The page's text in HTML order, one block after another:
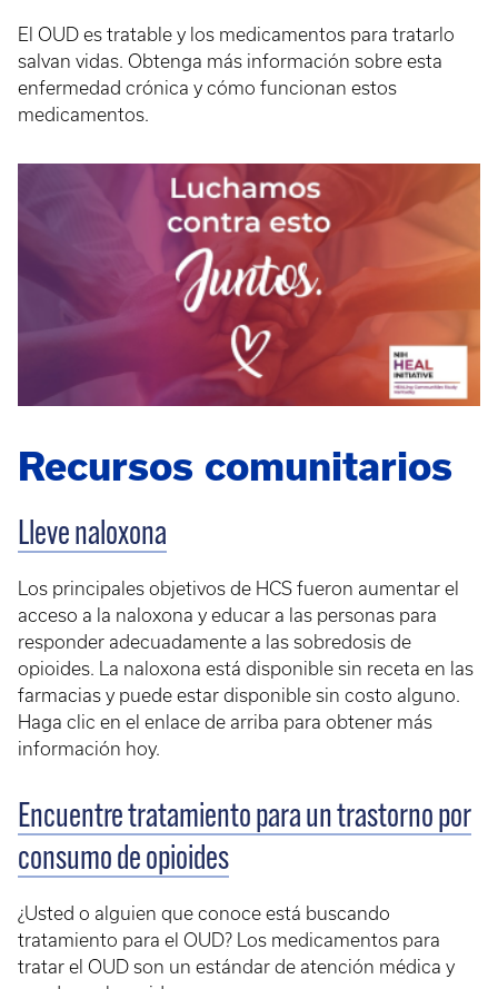
El OUD es tratable y los medicamentos para tratarlo
salvan vidas. Obtenga más información sobre esta
enfermedad crónica y cómo funcionan estos
medicamentos.
Recursos comunitarios
Lleve naloxona
Los principales objetivos de HCS fueron aumentar el
acceso a la naloxona y educar a las personas para
responder adecuadamente a las sobredosis de
opioides. La naloxona está disponible sin receta en las
farmacias y puede estar disponible sin costo alguno.
Haga clic en el enlace de arriba para obtener más
información hoy.
Encuentre tratamiento para un trastorno por
consumo de opioides
¿Usted o alguien que conoce está buscando
tratamiento para el OUD? Los medicamentos para
tratar el OUD son un estándar de atención médica y